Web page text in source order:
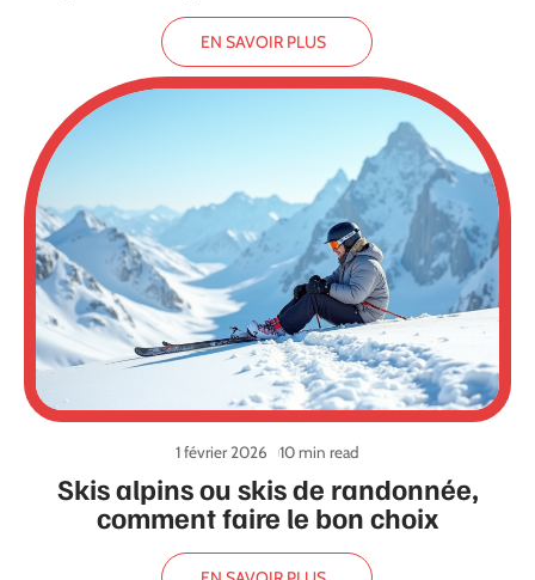
EN SAVOIR PLUS
Skis alpins ou skis de randonnée,
comment faire le bon choix
1 février 2026 10 min read